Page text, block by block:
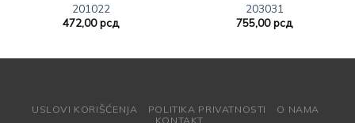
201022
472,00рсд
203031
755,00рсд
USLOVI KORIŠĆENJA POLITIKA PRIVATNOSTI
O NAMA
KONTAKT